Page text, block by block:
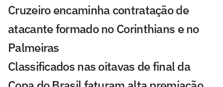
Cruzeiro encaminha contratação de
atacante formado no Corinthians e no
Palmeiras
Classificados nas oitavas de final da